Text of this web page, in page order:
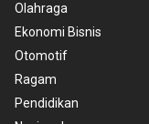
Olahraga
Ekonomi Bisnis
Otomotif
Ragam
Pendidikan